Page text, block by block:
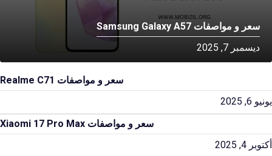
سعر و مواصفات Samsung Galaxy A57
ديسمبر 7, 2025
سعر و مواصفات Realme C71
يونيو 6, 2025
سعر و مواصفات Xiaomi 17 Pro Max
أكتوبر 4, 2025